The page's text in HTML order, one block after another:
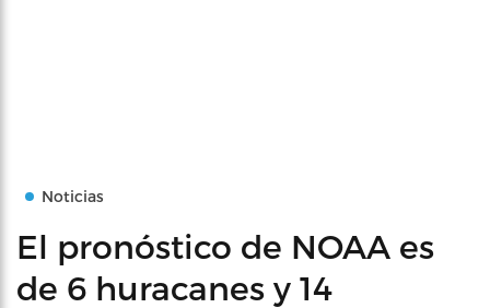
Noticias
El pronóstico de NOAA es
de 6 huracanes y 14